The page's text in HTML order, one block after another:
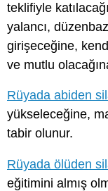
teklifiyle
yalancı,
girişeceğine,
ve mutlu
Rüyada abiden
yükseleceğine,
tabir olunur.
Rüyada ölüden
eğitimini almış